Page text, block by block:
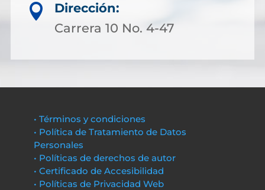

Dirección:
Carrera 10 No. 4-47
• Términos y condiciones
• Política de Tratamiento de Datos
Personales
• Políticas de derechos de autor
• Certificado de Accesibilidad
• Políticas de Privacidad Web